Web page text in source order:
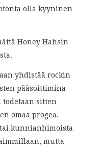
olla kyyninen
Honey Hahsin
yhdistää rockin
pääsoittimina
sitten
omaa progea.
kunnianhimoista
mutta